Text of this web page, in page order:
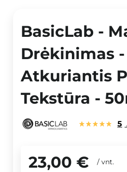
BasicLab -
Drėkinimas
Atkuriantis
Tekstūra -
5
23,00 € / vnt.